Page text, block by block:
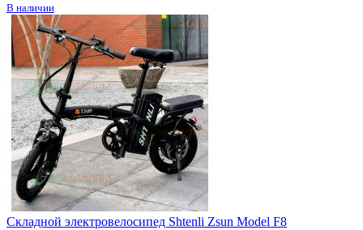
В наличии
Складной электровелосипед Shtenli Zsun Model F8